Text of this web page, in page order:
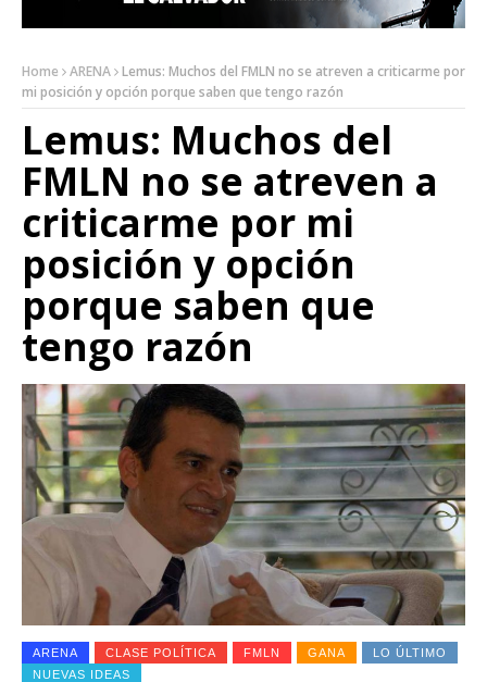
Home ARENA Lemus: Muchos del FMLN no se atreven a criticarme por
mi posición y opción porque saben que tengo razón
Lemus: Muchos del
FMLN no se atreven a
criticarme por mi
posición y opción
porque saben que
tengo razón
ARENA CLASE POLÍTICA FMLN GANA
LO ÚLTIMO
NUEVAS IDEAS